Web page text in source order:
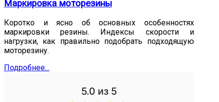
Маркировка моторезины
Коротко и ясно об основных особенностях
маркировки резины. Индексы скорости и
нагрузки, как правильно подобрать подходящую
моторезину.
Подробнее...
5.0 из 5